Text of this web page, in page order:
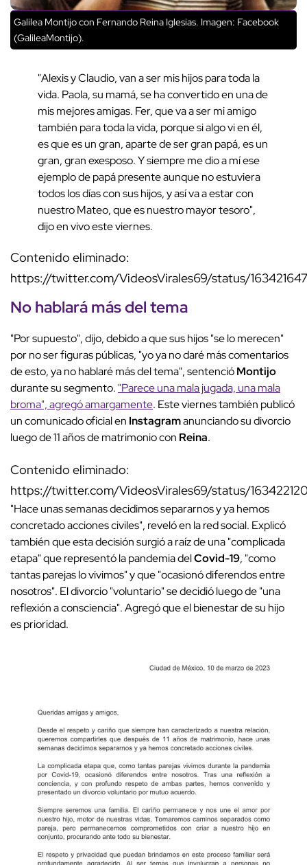
Galilea Montijo con Fernando Reina Iglesias. Imagen: Facebook
(GalileaMontijo).
"Alexis y Claudio, van a ser mis hijos para toda la
vida. Paola, su mamá, se ha convertido en una de
mis mejores amigas. Fer, que va a ser mi amigo
también para toda la vida, porque si algo vi en él,
es que es un gran, aparte de ser gran papá, es un
gran, gran exesposo. Y siempre me dio a mí ese
ejemplo de papá presente aunque no estuviera
todos los días con sus hijos, y así va a estar con
nuestro Mateo, que es nuestro mayor tesoro",
dijo en vivo este viernes.
Contenido eliminado:
https://twitter.com/VideosVirales69/status/
No hablará más del tema
"Por supuesto", dijo, debido a que sus hijos "se lo merecen"
por no ser figuras públicas, "yo ya no daré más comentarios
de esto, ya no hablaré más del tema", sentencióMontijo
durante su segmento. "Parece una mala jugada, una mala
broma", agregó amargamente. Este viernes también publicó
un comunicado oficial en Instagramanunciando su divorcio
luego de 11 años de matrimonio con Reina.
Contenido eliminado:
https://twitter.com/VideosVirales69/status/
"Hace unas semanas decidimos separarnos y ya hemos
concretado acciones civiles", reveló en la red social. Explicó
también que esta decisión surgió a raíz de una "complicada
etapa" que representó la pandemia delCovid-19, "como
tantas parejas lo vivimos" y que "ocasionó diferendos entre
nosotros". El divorcio "voluntario" se decidió luego de "una
reflexión a consciencia". Agregó que el bienestar de su hijo
es prioridad.